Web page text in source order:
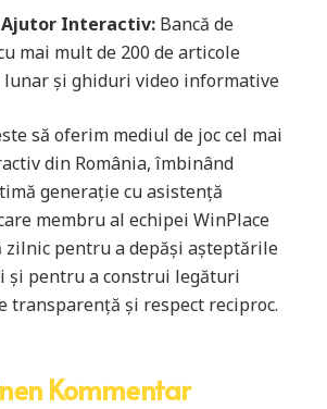
Ajutor Interactiv: Bancă de
mai mult de 200 de articole
lunar și ghiduri video informative
să oferim mediul de joc cel mai
din România, îmbinând
generație cu asistență
membru al echipei WinPlace
zilnic pentru a depăși așteptările
și pentru a construi legături
transparență și respect reciproc.
Kommentar